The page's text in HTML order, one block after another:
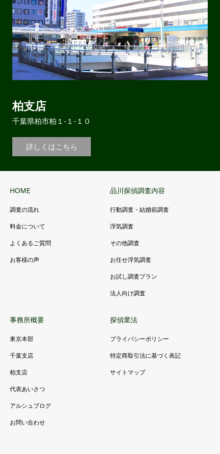
柏支店
千葉県柏市柏１-１-１０
詳しくはこちら
HOME
調査の流れ
料金について
よくあるご質問
お客様の声
品川探偵調査内容
行動調査・結婚前調査
浮気調査
その他調査
お任せ浮気調査
お試し調査プラン
法人向け調査
事務所概要
東京本部
千葉支店
柏支店
代表あいさつ
アルシュブログ
お問い合わせ
探偵業法
プライバシーポリシー
特定商取引法に基づく表記
サイトマップ